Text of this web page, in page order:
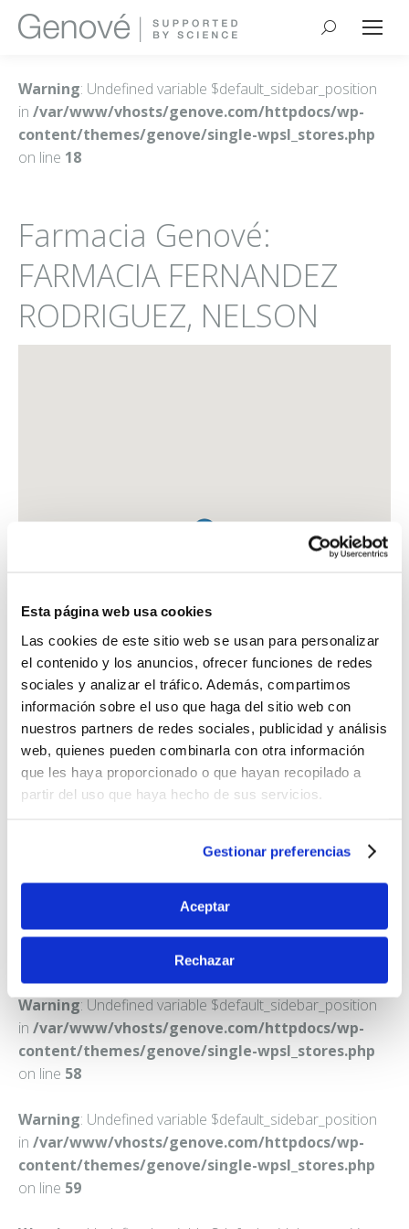
Esta página web usa cookies
Las cookies de este sitio web se usan para personalizar
el contenido y los anuncios, ofrecer funciones de redes
sociales y analizar el tráfico. Además, compartimos
información sobre el uso que haga del sitio web con
nuestros partners de redes sociales, publicidad y análisis
web, quienes pueden combinarla con otra información
que les haya proporcionado o que hayan recopilado a
partir del uso que haya hecho de sus servicios.
Gestionar preferencias
Aceptar
Rechazar
Buscar:
Warning: Undefined variable $default_sidebar_position
in /var/www/vhosts/genove.com/httpdocs/wp-
content/themes/genove/single-wpsl_stores.php
on line 18
Farmacia Genové:
FARMACIA FERNANDEZ
RODRIGUEZ, NELSON
FARMACIA FERNANDEZ RODRIGUEZ, NELSON
C. FAISAN, 5
Warning: Undefined variable $default_sidebar_position
in /var/www/vhosts/genove.com/httpdocs/wp-
content/themes/genove/single-wpsl_stores.php
on line 58
Warning: Undefined variable $default_sidebar_position
in /var/www/vhosts/genove.com/httpdocs/wp-
content/themes/genove/single-wpsl_stores.php
on line 59